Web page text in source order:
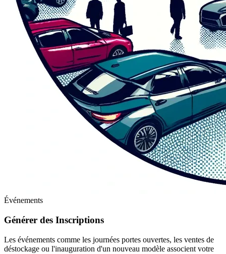
Événements
Générer des Inscriptions
Les événements comme les journées portes ouvertes, les ventes de
déstockage ou l'inauguration d'un nouveau modèle associent votre